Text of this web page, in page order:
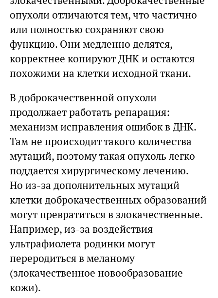
опухоли отличаются тем, что частично
или полностью сохраняют свою
функцию. Они медленно делятся,
корректнее копируют ДНК и остаются
похожими на клетки исходной ткани.
В доброкачественной опухоли
продолжает работать репарация:
механизм исправления ошибок в ДНК.
Там не происходит такого количества
мутаций, поэтому такая опухоль легко
поддается хирургическому лечению.
Но из-за дополнительных мутаций
клетки доброкачественных образований
могут превратиться в злокачественные.
Например, из-за воздействия
ультрафиолета родинки могут
переродиться в меланому
(злокачественное новообразование
кожи).